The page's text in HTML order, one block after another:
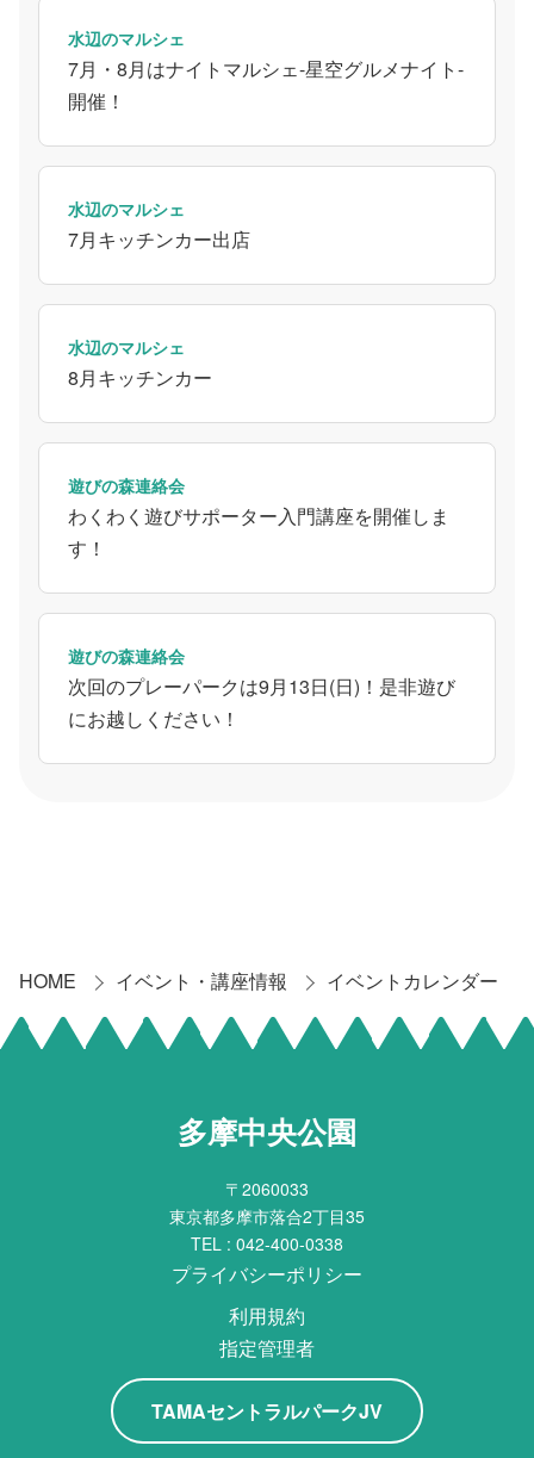
水辺のマルシェ
7月・8月はナイトマルシェ-星空グルメナイト-
開催！
水辺のマルシェ
7月キッチンカー出店
水辺のマルシェ
8月キッチンカー
遊びの森連絡会
わくわく遊びサポーター入門講座を開催しま
す！
遊びの森連絡会
次回のプレーパークは9月13日(日)！是非遊び
にお越しください！
HOME イベント・講座情報 イベントカレンダー
多摩中央公園
〒2060033
東京都多摩市落合2丁目35
TEL : 042-400-0338
プライバシーポリシー
利用規約
指定管理者
TAMAセントラルパークJV